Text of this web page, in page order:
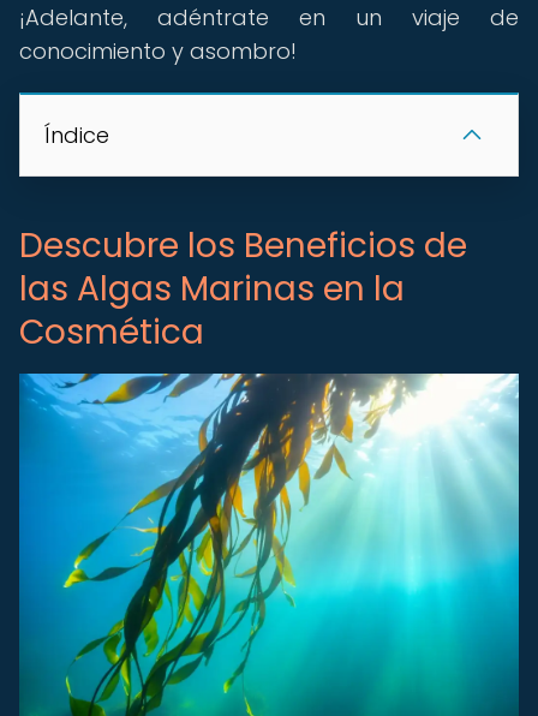
¡Adelante, adéntrate en un viaje de
conocimiento y asombro!
Índice
Descubre los Beneficios de
las Algas Marinas en la
Cosmética